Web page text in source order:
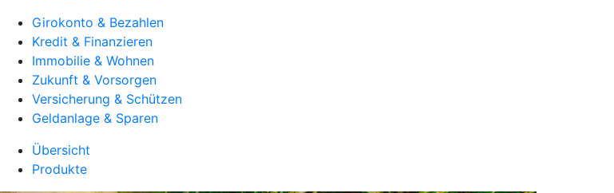
Girokonto & Bezahlen
Kredit & Finanzieren
Immobilie & Wohnen
Zukunft & Vorsorgen
Versicherung & Schützen
Geldanlage & Sparen
Übersicht
Produkte